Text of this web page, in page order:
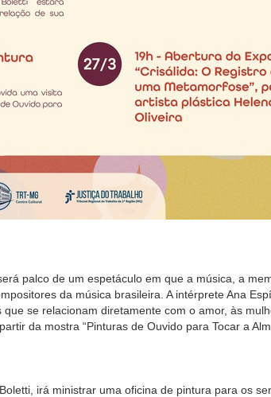
palco de um espetáculo em que a música, a
da música brasileira. A intérprete Ana
se relacionam diretamente com o amor, às
da mostra “Pinturas de Ouvido para Tocar a
irá ministrar uma oficina de pintura para os